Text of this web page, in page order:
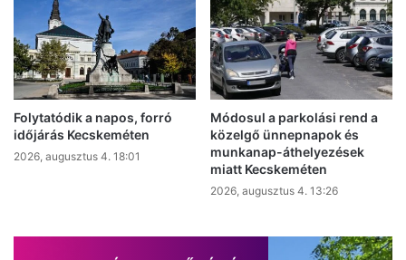
Folytatódik a napos, forró
időjárás Kecskeméten
2026, augusztus 4. 18:01
Módosul a parkolási rend a
közelgő ünnepnapok és
munkanap-áthelyezések
miatt Kecskeméten
2026, augusztus 4. 13:26